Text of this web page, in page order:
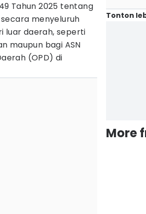
Tahun 2025 tentang
menyeluruh
luar daerah, seperti
maupun bagi ASN
(OPD) di
Tonton
More